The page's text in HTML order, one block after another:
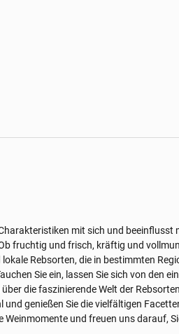
mit sich und beeinflusst
fruchtig und frisch, kräftig und
Rebsorten, die in bestimmten
Sie ein, lassen Sie sich von den
die faszinierende Welt der
genießen Sie die vielfältigen
und freuen uns darauf,